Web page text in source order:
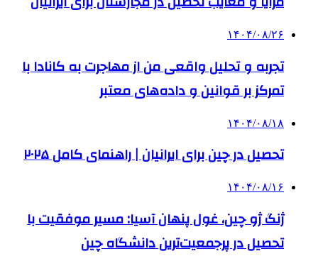
۱۴۰۴/۰۸/۲۶
تجربه و تحلیل واقعی من از مهاجرت به کانادا با
تمرکز بر قوانین و داده‌های معتبر
۱۴۰۴/۰۸/۱۸
تحصیل در چین برای ایرانیان | راهنمای کامل ۲۰۲۵
۱۴۰۴/۰۸/۱۶
ژنگ ژو چین، غول پنهان آسیا: مسیر موفقیت با
تحصیل در پرجمعیت‌ترین دانشگاه چین